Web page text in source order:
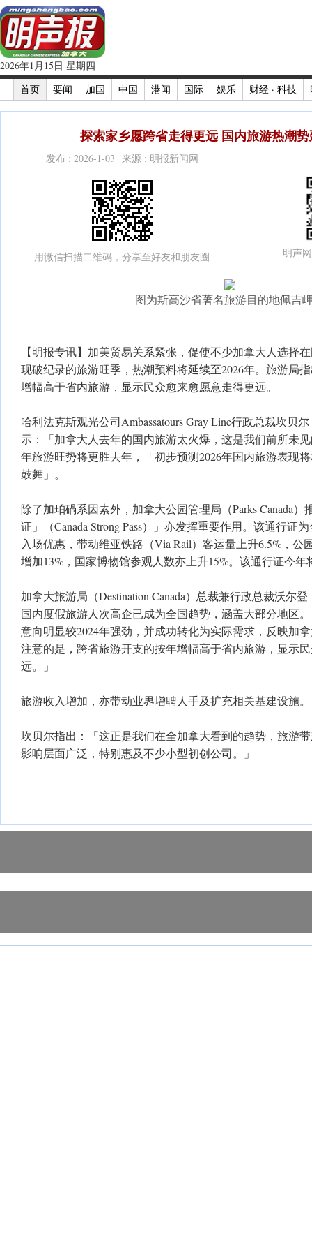
2026年1月15日 星期四
首页
要闻 加国 中国 港闻 国际 娱乐 财经 · 科技
探索家乡愿跨省走得更远 国内旅游热潮势
发布 : 2026-1-03 来源 : 明报新闻网
用微信扫描二维码，分享至好友和朋友圈 明声
图为斯高沙省著名旅游目的地佩吉
【明报专讯】加美贸易关系紧张，促使不少加拿大人选择
现破纪录的旅游旺季，热潮预料将延续至2026年。旅游局
增幅高于省内旅游，显示民众愈来愈愿意走得更远。
哈利法克斯观光公司Ambassatours Gray Line行政总裁坎贝
示：「加拿大人去年的国内旅游太火爆，这是我们前所未
年旅游旺势将更胜去年，「初步预测2026年国内旅游表现
鼓舞」。
除了加珀碢系因素外，加拿大公园管理局（Parks Canada
证」（Canada Strong Pass）」亦发挥重要作用。该通行证
入场优惠，带动维亚铁路（Via Rail）客运量上升6.5%，公
增加13%，国家博物馆参观人数亦上升15%。该通行证今年
加拿大旅游局（Destination Canada）总裁兼行政总裁沃尔登
国内度假旅游人次高企已成为全国趋势，涵盖大部分地区
意向明显较2024年强劲，并成功转化为实际需求，反映加
注意的是，跨省旅游开支的按年增幅高于省内旅游，显示
远。」
旅游收入增加，亦带动业界增聘人手及扩充相关基建设施。
坎贝尔指出：「这正是我们在全加拿大看到的趋势，旅游
影响层面广泛，特别惠及不少小型初创公司。」